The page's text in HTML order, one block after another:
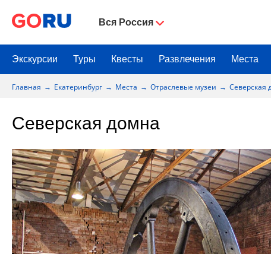
Вся Россия
Экскурсии Туры Квесты Развлечения Места
Главная Екатеринбург Места Отраслевые музеи Северская
Северская домна